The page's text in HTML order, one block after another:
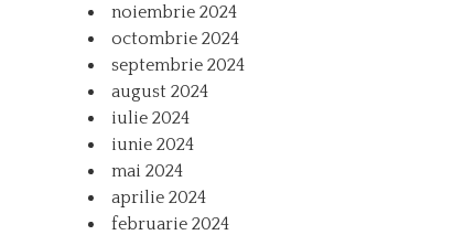
noiembrie 2024
octombrie 2024
septembrie 2024
august 2024
iulie 2024
iunie 2024
mai 2024
aprilie 2024
februarie 2024